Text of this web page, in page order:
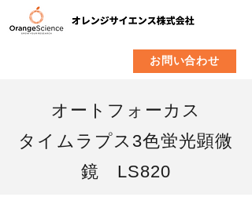
お問い合わせ
オートフォーカス
タイムラプス3色蛍光顕微
鏡 LS820